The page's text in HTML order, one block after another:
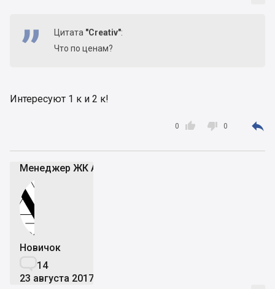
Цитата "Creativ":
Что по ценам?
Интересуют 1 к и 2 к!

0  0 
Менеджер ЖК Атмосфера
Новичок
14
23 августа 2017